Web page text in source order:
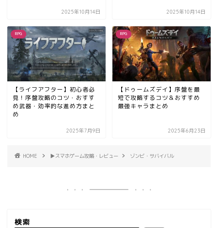
2025年10月14日 2025年10月14日
RPG
【ライフアフター】初心者必
見！序盤攻略のコツ・おすす
め武器・効率的な進め方まと
め
2025年7月9日
RPG
【ドゥームズデイ】序盤を最
短で攻略するコツ＆おすすめ
最強キャラまとめ
2025年6月23日
HOME ▶︎スマホゲーム攻略・レビュー ゾンビ・サバイバル
検索